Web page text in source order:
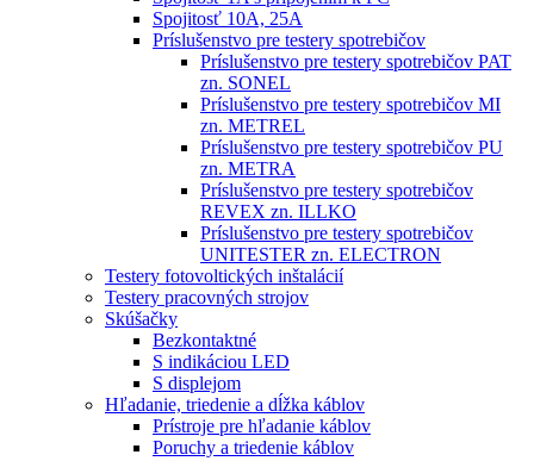
Spojitosť 10A, 25A
Príslušenstvo pre testery spotrebičov
Príslušenstvo pre testery spotrebičov PAT
zn. SONEL
Príslušenstvo pre testery spotrebičov MI
zn. METREL
Príslušenstvo pre testery spotrebičov PU
zn. METRA
Príslušenstvo pre testery spotrebičov
REVEX zn. ILLKO
Príslušenstvo pre testery spotrebičov
UNITESTER zn. ELECTRON
Testery fotovoltických inštalácií
Testery pracovných strojov
Skúšačky
Bezkontaktné
S indikáciou LED
S displejom
Hľadanie, triedenie a dĺžka káblov
Prístroje pre hľadanie káblov
Poruchy a triedenie káblov